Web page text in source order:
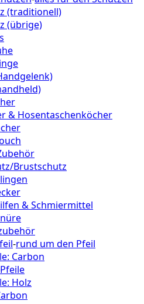
(traditionell)
(übrige)
& Hosentaschenköcher
Brustschutz
& Schmiermittel
-rund um den Pfeil
Carbon
Holz